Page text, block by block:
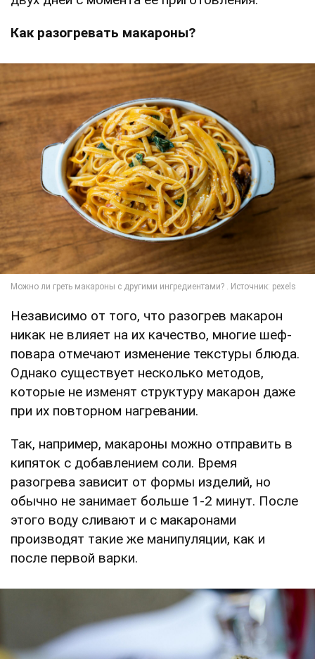
Как разогревать макароны?
Независимо от того, что разогрев макарон
никак не влияет на их качество, многие шеф-
повара отмечают изменение текстуры блюда.
Однако существует несколько методов,
которые не изменят структуру макарон даже
при их повторном нагревании.
Так, например, макароны можно отправить в
кипяток с добавлением соли. Время
разогрева зависит от формы изделий, но
обычно не занимает больше 1-2 минут. После
этого воду сливают и с макаронами
производят такие же манипуляции, как и
после первой варки.